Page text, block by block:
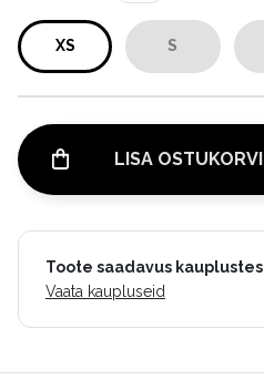
XS S
LISA OSTUKORVI
Toote saadavus kauplustes
Vaata kaupluseid